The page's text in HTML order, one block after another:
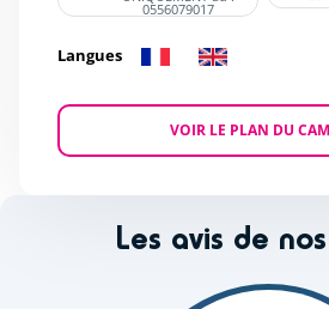
0556079017
Langues
VOIR LE PLAN DU
Les avis de